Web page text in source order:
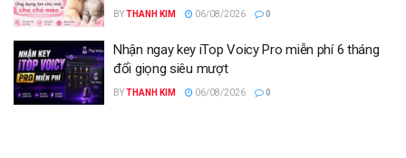
BYTHANH KIM 06/08/2026 0
Nhận ngay key iTop Voicy Pro miễn phí 6 tháng
đổi giọng siêu mượt
BYTHANH KIM 06/08/2026 0